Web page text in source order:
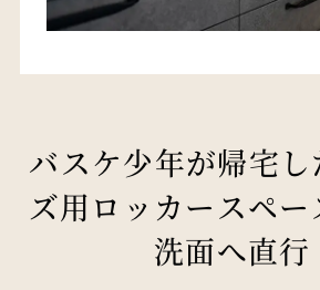
バスケ少年が帰宅し
ズ用ロッカースペ
洗面へ直行